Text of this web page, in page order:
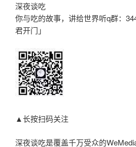
深夜谈吃
你与吃的故事，讲给世界听q群：
君开门」
▲长按扫码关注
深夜谈吃是覆盖千万受众的